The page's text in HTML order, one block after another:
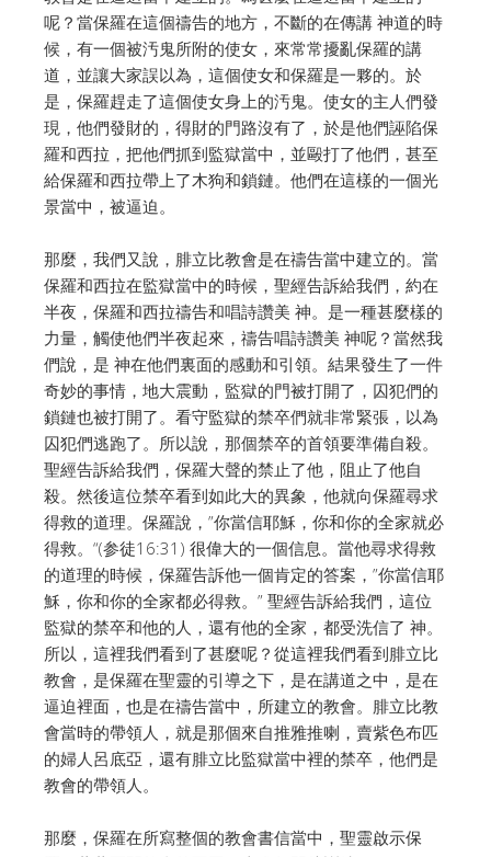
呢？當保羅在這個禱告的地方，不斷的在傳講 神道的時
候，有一個被汚鬼所附的使女，來常常擾亂保羅的講
道，並讓大家誤以為，這個使女和保羅是一夥的。於
是，保羅趕走了這個使女身上的汚鬼。使女的主人們發
現，他們發財的，得財的門路沒有了，於是他們誣陷保
羅和西拉，把他們抓到監獄當中，並毆打了他們，甚至
給保羅和西拉帶上了木狗和鎖鏈。他們在這樣的一個光
景當中，被逼迫。
那麼，我們又說，腓立比教會是在禱告當中建立的。當
保羅和西拉在監獄當中的時候，聖經告訴給我們，約在
半夜，保羅和西拉禱告和唱詩讚美 神。是一種甚麼樣的
力量，觸使他們半夜起來，禱告唱詩讚美 神呢？當然我
們說，是 神在他們裏面的感動和引領。結果發生了一件
奇妙的事情，地大震動，監獄的門被打開了，囚犯們的
鎖鏈也被打開了。看守監獄的禁卒們就非常緊張，以為
囚犯們逃跑了。所以說，那個禁卒的首領要準備自殺。
聖經告訴給我們，保羅大聲的禁止了他，阻止了他自
殺。然後這位禁卒看到如此大的異象，他就向保羅尋求
得救的道理。保羅說，”你當信耶穌，你和你的全家就必
得救。“(参徒16:31) 很偉大的一個信息。當他尋求得救
的道理的時候，保羅告訴他一個肯定的答案，”你當信耶
穌，你和你的全家都必得救。” 聖經告訴給我們，這位
監獄的禁卒和他的人，還有他的全家，都受洗信了 神。
所以，這裡我們看到了甚麼呢？從這裡我們看到腓立比
教會，是保羅在聖靈的引導之下，是在講道之中，是在
逼迫裡面，也是在禱告當中，所建立的教會。腓立比教
會當時的帶領人，就是那個來自推雅推喇，賣紫色布匹
的婦人呂底亞，還有腓立比監獄當中裡的禁卒，他們是
教會的帶領人。
那麼，保羅在所寫整個的教會書信當中，聖靈啟示保